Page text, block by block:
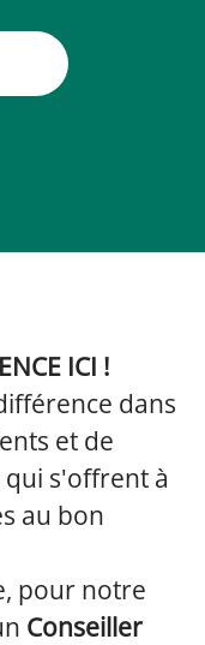
ICI !
dans
et de
qui s'offrent à
au bon
pour notre
Conseiller